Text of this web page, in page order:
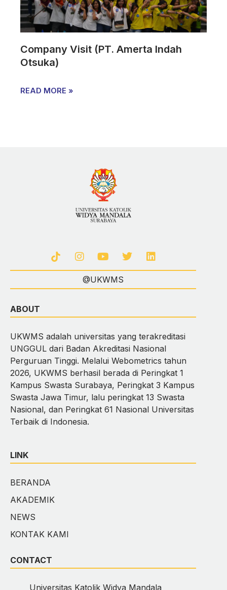
Company Visit (PT. Amerta Indah
Otsuka)
READ MORE »
@UKWMS
ABOUT
UKWMS adalah universitas yang terakreditasi
UNGGUL dari Badan Akreditasi Nasional
Perguruan Tinggi. Melalui Webometrics tahun
2026, UKWMS berhasil berada di Peringkat 1
Kampus Swasta Surabaya, Peringkat 3 Kampus
Swasta Jawa Timur, lalu peringkat 13 Swasta
Nasional, dan Peringkat 61 Nasional Universitas
Terbaik di Indonesia.
LINK
BERANDA
AKADEMIK
NEWS
KONTAK KAMI
CONTACT
Universitas Katolik Widya Mandala